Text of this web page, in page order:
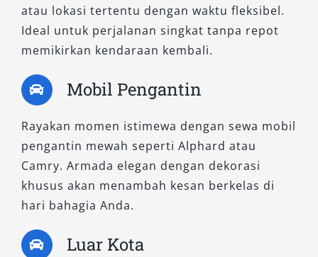
atau lokasi tertentu dengan waktu fleksibel.
Ideal untuk perjalanan singkat tanpa repot
memikirkan kendaraan kembali.
Mobil Pengantin
Rayakan momen istimewa dengan sewa mobil
pengantin mewah seperti Alphard atau
Camry. Armada elegan dengan dekorasi
khusus akan menambah kesan berkelas di
hari bahagia Anda.
Luar Kota